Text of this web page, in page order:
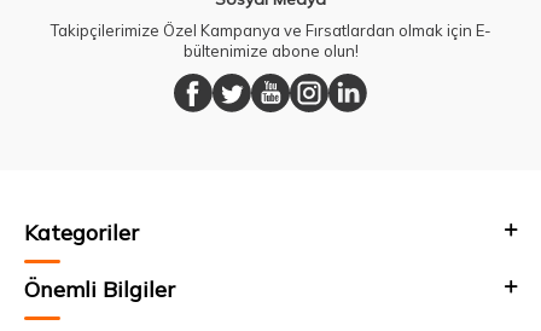
Takipçilerimize Özel Kampanya ve Fırsatlardan olmak için E-
bültenimize abone olun!
Kategoriler
Önemli Bilgiler